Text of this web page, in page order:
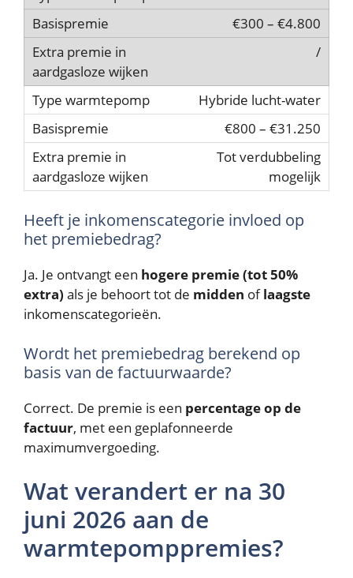
€300 – €4.800
/
Hybride lucht-water
€800 – €31.250
Tot verdubbeling
mogelijk
Heeft je inkomenscategorie invloed op
het premiebedrag?
Ja. Je ontvangt een hogere premie (tot 50%
extra) als je behoort tot de midden oflaagste
inkomenscategorieën.
Wordt het premiebedrag berekend op
basis van de factuurwaarde?
Correct. De premie is een percentage op de
factuur, met een geplafonneerde
maximumvergoeding.
Wat verandert er na 30
juni 2026 aan de
warmtepomppremies?